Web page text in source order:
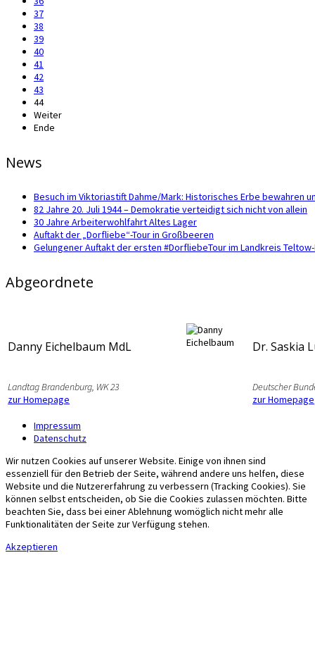
37
38
39
40
41
42
43
44
Weiter
Ende
News
Besuch im Viktoriastift Dahme/Mark: Historisches Erbe bewahren
82 Jahre 20. Juli 1944 – Demokratie verteidigt sich nicht von allein
30 Jahre Arbeiterwohlfahrt Altes Lager
Auftakt der „Dorfliebe“-Tour in Großbeeren
Gelungener Auftakt der ersten #DorfliebeTour im Landkreis
Abgeordnete
Danny Eichelbaum MdL
Landtag Brandenburg, WK 23
zur Homepage
Dr. Saskia
Deutscher
zur Homepage
Impressum
Datenschutz
Wir nutzen Cookies auf unserer Website. Einige von ihnen sind
essenziell für den Betrieb der Seite, während andere uns helfen, diese
Website und die Nutzererfahrung zu verbessern (Tracking Cookies). Sie
können selbst entscheiden, ob Sie die Cookies zulassen möchten. Bitte
beachten Sie, dass bei einer Ablehnung womöglich nicht mehr alle
Funktionalitäten der Seite zur Verfügung stehen.
Akzeptieren